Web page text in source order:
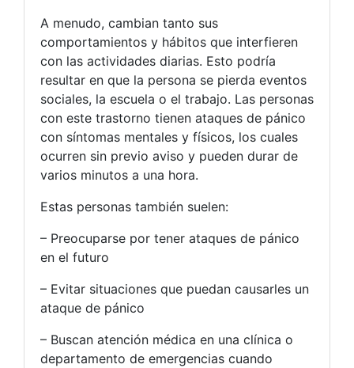
A menudo, cambian tanto sus
comportamientos y hábitos que interfieren
con las actividades diarias. Esto podría
resultar en que la persona se pierda eventos
sociales, la escuela o el trabajo. Las personas
con este trastorno tienen ataques de pánico
con síntomas mentales y físicos, los cuales
ocurren sin previo aviso y pueden durar de
varios minutos a una hora.
Estas personas también suelen:
– Preocuparse por tener ataques de pánico
en el futuro
– Evitar situaciones que puedan causarles un
ataque de pánico
– Buscan atención médica en una clínica o
departamento de emergencias cuando